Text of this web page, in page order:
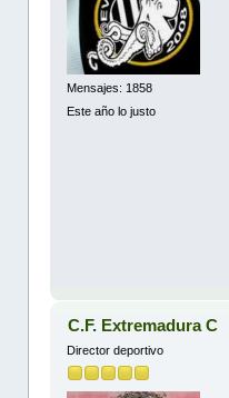
Mensajes: 1858
Este año lo justo
C.F. Extremadura C
Director deportivo